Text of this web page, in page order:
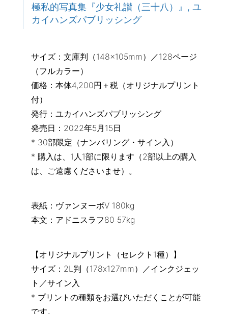
極私的写真集『少女礼讃（三十八）』, ユ
カイハンズパブリッシング
サイズ：文庫判（148×105mm）／128ページ
（フルカラー）
価格：本体4,200円＋税（オリジナルプリント
付）
発行：ユカイハンズパブリッシング
発売日：2022年5月15日
* 30部限定（ナンバリング・サイン入）
* 購入は、1人1部に限ります（2部以上の購入
は、ご遠慮くださいませ）。
表紙：ヴァンヌーボV 180kg
本文：アドニスラフ80 57kg
【オリジナルプリント（セレクト1種）】
サイズ：2L判（178x127mm）／インクジェッ
ト／サイン入
* プリントの種類をお選びいただくことが可能
です。